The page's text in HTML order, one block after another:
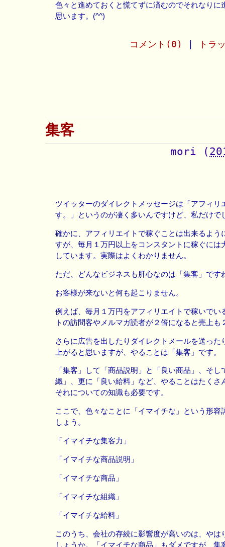
色々と進めておくと慌てずに済むのでそれなりに
思います。(^^)
コメント(0) トラ
集客
mori (
ツイッターのダイレクトメッセージは「アフィリ
す。」というのが凄く多いんですけど、私だけで
確かに、アフィリエイトで稼ぐことは出来るよう
すが、毎月１万円以上をコンスタントに稼ぐには
しています。実際はよくわかりません。
ただ、どんなビジネスも肝心なのは「集客」です
お客様が来ないと何も起こりません。
例えば、毎月１万円をアフィリエイトで稼いでい
トの訪問客やメルマガ読者が２倍になると売上も
さらに広告を出したりダイレクトメールを送った
上がると思いますが、やることは「集客」です。
「集客」して「商品説明」と「良い商品」、そし
織」、更に「良い給料」など、やることはたくさ
それについての知識も必要です。
ここで、色々なことに「イマイチな」という形容
しょう。
「イマイチな集客力」
「イマイチな商品説明」
「イマイチな商品」
「イマイチな組織」
「イマイチな給料」
このうち、会社の存続に影響度が高いのは、やは
しょうか。「イマイチな商品」もダメですが、集